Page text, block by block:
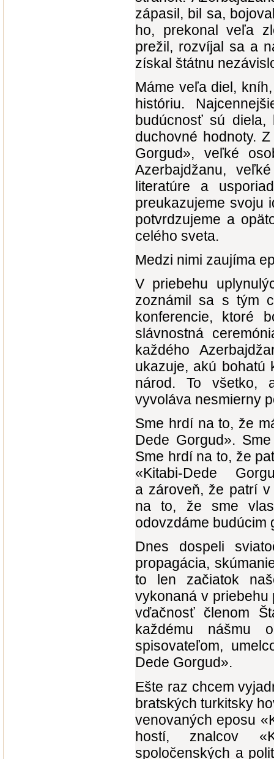
zápasil, bil sa,
ho, prekonal veľa
prežil, rozvíjal sa a
získal štátnu
Máme veľa diel,
históriu.
budúcnosť sú diela,
duchovné hodnoty.
Gorgud», veľké
Azerbajdžanu,
literatúre a
preukazujeme svoju
potvrdzujeme a
celého sveta.
Medzi nimi zaujíma
V priebehu
zoznámil sa s tým
konferencie, ktoré
slávnostná
každého
ukazuje, akú bohatú
národ. To všetko,
vyvoláva nesmierny
Sme hrdí na to, že
Dede Gorgud».
Sme hrdí na to, že
«Kitabi-Dede
a zároveň, že patrí
na to, že sme
odovzdáme budúcim
Dnes dospeli
propagácia,
to len začiatok
vykonaná v priebehu
vďačnosť členom
každému nášmu
spisovateľom,
Dede Gorgud».
Ešte raz chcem
bratských turkitsky
venovaných eposu
hostí, znalcov
spoločenských a